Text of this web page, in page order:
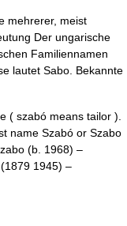
mehrerer, meist
Der ungarische
Familiennamen
lautet Sabo. Bekannte
( szabó means tailor ).
name Szabó or Szabo
(b. 1968) –
1945) –